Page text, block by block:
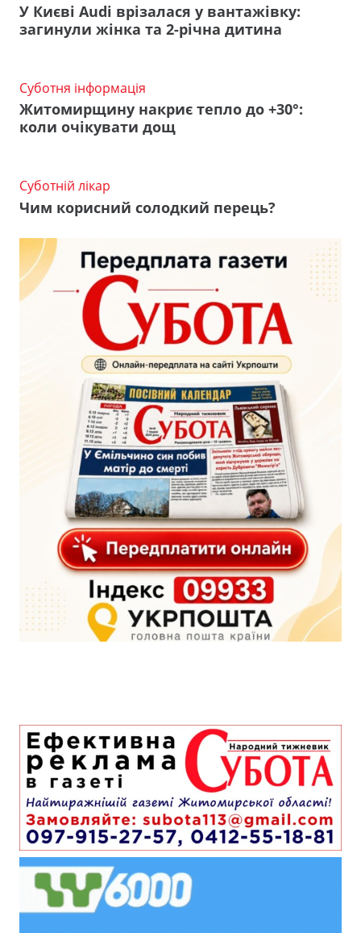
У Києві Audi врізалася у вантажівку:
загинули жінка та 2-річна дитина
Суботня інформація
Житомирщину накриє тепло до +30°:
коли очікувати дощ
Суботній лікар
Чим корисний солодкий перець?